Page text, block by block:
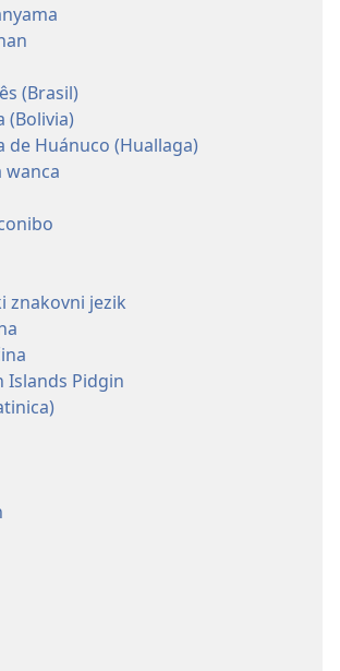
(Brasil)
(Bolivia)
de Huánuco (Huallaga)
wanca
znakovni jezik
Islands Pidgin